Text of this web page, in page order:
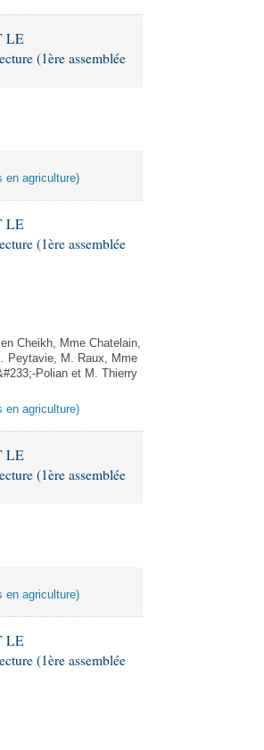
LE
(1ère assemblée
en agriculture)
LE
(1ère assemblée
Cheikh, Mme Chatelain,
Peytavie, M. Raux, Mme
Polian et M. Thierry
en agriculture)
LE
(1ère assemblée
en agriculture)
LE
(1ère assemblée